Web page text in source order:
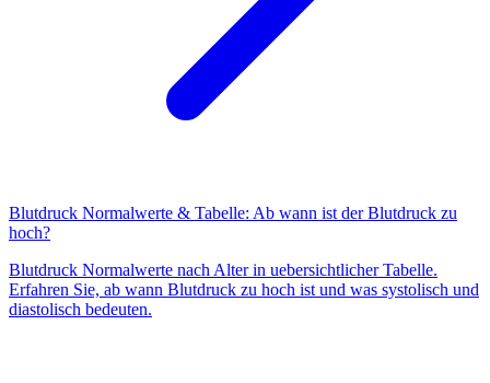
Blutdruck Normalwerte & Tabelle: Ab wann ist der Blutdruck zu
hoch?
Blutdruck Normalwerte nach Alter in uebersichtlicher Tabelle.
Erfahren Sie, ab wann Blutdruck zu hoch ist und was systolisch und
diastolisch bedeuten.